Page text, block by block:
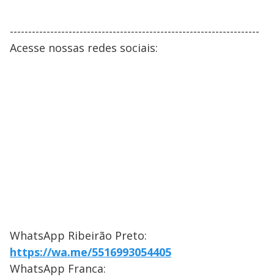
--------------------------------------------------------------------
Acesse nossas redes sociais:
WhatsApp Ribeirão Preto:
https://wa.me/5516993054405
WhatsApp Franca: